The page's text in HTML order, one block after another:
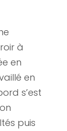
à
en
en
s’est
puis